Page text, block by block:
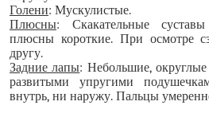
Голени: Мускулистые.
Плюсны: Скакательные
плюсны короткие. При осмотре
другу.
Задние лапы: Небольшие,
развитыми упругими
внутрь, ни наружу. Пальцы